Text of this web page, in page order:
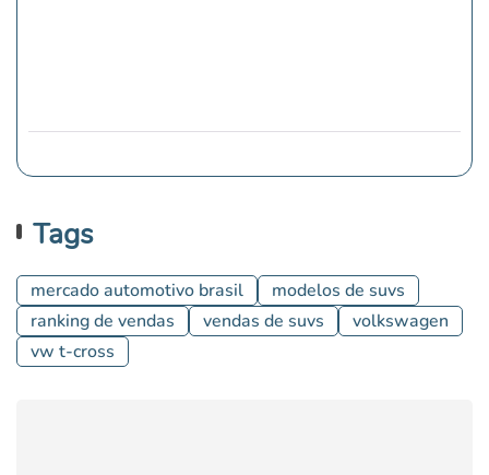
Tags
mercado automotivo brasil
modelos de suvs
ranking de vendas
vendas de suvs
volkswagen
vw t-cross